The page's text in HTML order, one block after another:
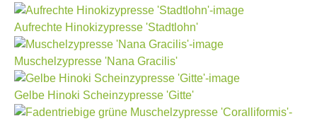
Aufrechte Hinokizypresse 'Stadtlohn'
Muschelzypresse 'Nana Gracilis'
Gelbe Hinoki Scheinzypresse 'Gitte'